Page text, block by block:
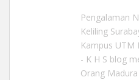
Pengalaman
Keliling
Kampus UTM
- K H S blog
Orang